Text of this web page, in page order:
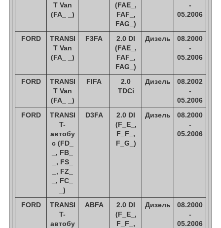
T Van
(FA_ _)
(FAE_,
FAF_,
FAG_)
-
05.2006
FORD
TRANSI
T Van
(FA_ _)
F3FA
2.0 DI
(FAE_,
FAF_,
FAG_)
Дизель
08.2000
-
05.2006
FORD
TRANSI
T Van
(FA_ _)
FIFA
2.0
TDCi
Дизель
08.2002
-
05.2006
FORD
TRANSI
T-
автобу
с (FD_
_, FB_
_, FS_
_, FZ_
_, FC_
_)
D3FA
2.0 DI
(F_E_,
F_F_,
F_G_)
Дизель
08.2000
-
05.2006
FORD
TRANSI
T-
автобу
ABFA
2.0 DI
(F_E_,
F_F_,
Дизель
08.2000
-
05.2006